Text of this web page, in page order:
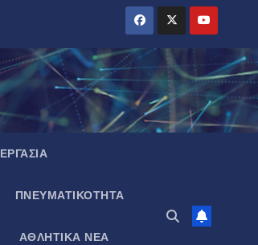
ΕΡΓΑΣΙΑ
ΠΝΕΥΜΑΤΙΚΌΤΗΤΑ
ΑΘΛΗΤΙΚΑ ΝΕΑ